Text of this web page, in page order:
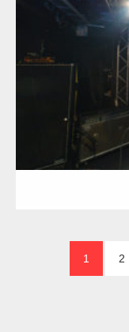
Category:ロックなマ
ダウンロ
1 2
ラ